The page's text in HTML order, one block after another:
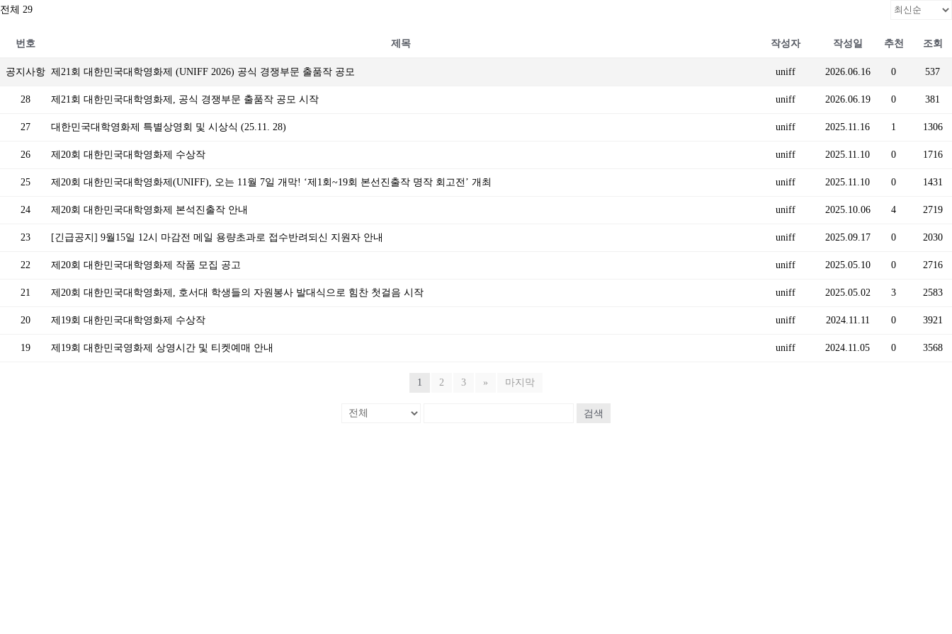
전체 29
번호 제목 작성자 작성일 추천 조회
공지사항 제21회 대한민국대학영화제 (UNIFF 2026) 공식 경쟁부문 출품작 공모 uniff 2026.06.16 0 537
28 제21회 대한민국대학영화제, 공식 경쟁부문 출품작 공모 시작 uniff 2026.06.19 0 381
27 대한민국대학영화제 특별상영회 및 시상식 (25.11. 28) uniff 2025.11.16 1 1306
26 제20회 대한민국대학영화제 수상작 uniff 2025.11.10 0 1716
25 제20회 대한민국대학영화제(UNIFF), 오는 11월 7일 개막! ‘제1회~19회 본선진출작 명작 회고전’ 개최 uniff 2025.11.10 0 1431
24 제20회 대한민국대학영화제 본석진출작 안내 uniff 2025.10.06 4 2719
23 [긴급공지] 9월15일 12시 마감전 메일 용량초과로 접수반려되신 지원자 안내 uniff 2025.09.17 0 2030
22 제20회 대한민국대학영화제 작품 모집 공고 uniff 2025.05.10 0 2716
21 제20회 대한민국대학영화제, 호서대 학생들의 자원봉사 발대식으로 힘찬 첫걸음 시작 uniff 2025.05.02 3 2583
20 제19회 대한민국대학영화제 수상작 uniff 2024.11.11 0 3921
19 제19회 대한민국영화제 상영시간 및 티켓예매 안내 uniff 2024.11.05 0 3568
1 2 3 » 마지막
검색